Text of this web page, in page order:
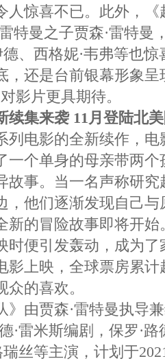
人惊喜不已。此外，
特曼之子贾森·雷特曼
德、西格妮·韦弗等也
，还是台前银幕形象
影片更具期待。
续集来袭 11月登陆北
电影的全新续作，电
一个单身的母亲带两
故事。当一名声称研
，他们逐渐发现自己
新的冒险故事即将开
时便引发轰动，成为
影上映，全球票房累计
的喜欢。
由贾森·雷特曼执导兼
·雷米斯编剧，保罗·
丝等主演，计划于